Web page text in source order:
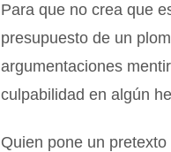
Para que no crea que
presupuesto de un
argumentaciones
culpabilidad en algún
Quien pone un